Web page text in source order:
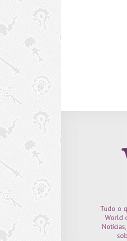
Tudo o
World